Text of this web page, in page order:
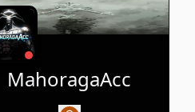
MahoragaAcc